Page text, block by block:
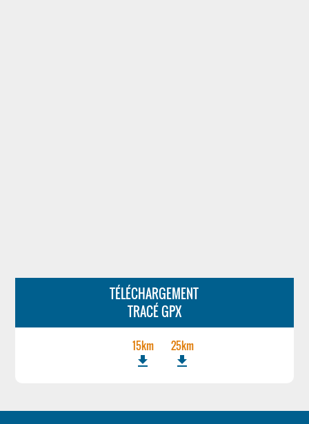
TÉLÉCHARGEMENT
TRACÉ GPX
15km
file_download
25km
file_download